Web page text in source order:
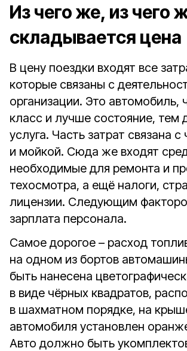
Из чего же, из чего
складывается цена
В цену поездки входят все
которые связаны с
организации. Это автомобиль,
класс и лучше состояние, тем
услуга. Часть затрат связана с
и мойкой. Сюда же входят
необходимые для ремонта и
техосмотра, а ещё налоги,
лицензии. Следующим
зарплата персонала.
Самое дорогое – расход
на одном из бортов
быть нанесена
в виде чёрных квадратов,
в шахматном порядке, на
автомобиля установлен
Авто должно быть